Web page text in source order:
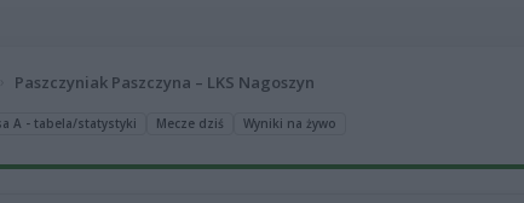
Paszczyniak Paszczyna – LKS Nagoszyn
A - tabela/statystyki Mecze dziś Wyniki na żywo